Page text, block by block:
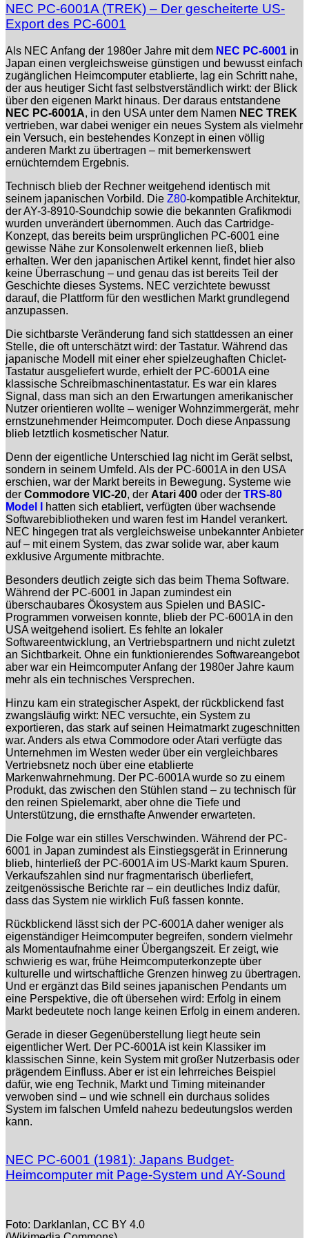
NEC PC-6001A (TREK) – Der gescheiterte US-
Export des PC-6001
Als NEC Anfang der 1980er Jahre mit dem NEC PC-6001 in
Japan einen vergleichsweise günstigen und bewusst einfach
zugänglichen Heimcomputer etablierte, lag ein Schritt nahe,
der aus heutiger Sicht fast selbstverständlich wirkt: der Blick
über den eigenen Markt hinaus. Der daraus entstandene
NEC PC-6001A, in den USA unter dem Namen NEC TREK
vertrieben, war dabei weniger ein neues System als vielmehr
ein Versuch, ein bestehendes Konzept in einen völlig
anderen Markt zu übertragen – mit bemerkenswert
ernüchterndem Ergebnis.
Technisch blieb der Rechner weitgehend identisch mit
seinem japanischen Vorbild. Die Z80-kompatible Architektur,
der AY-3-8910-Soundchip sowie die bekannten Grafikmodi
wurden unverändert übernommen. Auch das Cartridge-
Konzept, das bereits beim ursprünglichen PC-6001 eine
gewisse Nähe zur Konsolenwelt erkennen ließ, blieb
erhalten. Wer den japanischen Artikel kennt, findet hier also
keine Überraschung – und genau das ist bereits Teil der
Geschichte dieses Systems. NEC verzichtete bewusst
darauf, die Plattform für den westlichen Markt grundlegend
anzupassen.
Die sichtbarste Veränderung fand sich stattdessen an einer
Stelle, die oft unterschätzt wird: der Tastatur. Während das
japanische Modell mit einer eher spielzeughaften Chiclet-
Tastatur ausgeliefert wurde, erhielt der PC-6001A eine
klassische Schreibmaschinentastatur. Es war ein klares
Signal, dass man sich an den Erwartungen amerikanischer
Nutzer orientieren wollte – weniger Wohnzimmergerät, mehr
ernstzunehmender Heimcomputer. Doch diese Anpassung
blieb letztlich kosmetischer Natur.
Denn der eigentliche Unterschied lag nicht im Gerät selbst,
sondern in seinem Umfeld. Als der PC-6001A in den USA
erschien, war der Markt bereits in Bewegung. Systeme wie
der Commodore VIC-20, der Atari 400 oder der TRS-80
Model I
hatten sich etabliert, verfügten über wachsende
Softwarebibliotheken und waren fest im Handel verankert.
NEC hingegen trat als vergleichsweise unbekannter Anbieter
auf – mit einem System, das zwar solide war, aber kaum
exklusive Argumente mitbrachte.
Besonders deutlich zeigte sich das beim Thema Software.
Während der PC-6001 in Japan zumindest ein
überschaubares Ökosystem aus Spielen und BASIC-
Programmen vorweisen konnte, blieb der PC-6001A in den
USA weitgehend isoliert. Es fehlte an lokaler
Softwareentwicklung, an Vertriebspartnern und nicht zuletzt
an Sichtbarkeit. Ohne ein funktionierendes Softwareangebot
aber war ein Heimcomputer Anfang der 1980er Jahre kaum
mehr als ein technisches Versprechen.
Hinzu kam ein strategischer Aspekt, der rückblickend fast
zwangsläufig wirkt: NEC versuchte, ein System zu
exportieren, das stark auf seinen Heimatmarkt zugeschnitten
war. Anders als etwa Commodore oder Atari verfügte das
Unternehmen im Westen weder über ein vergleichbares
Vertriebsnetz noch über eine etablierte
Markenwahrnehmung. Der PC-6001A wurde so zu einem
Produkt, das zwischen den Stühlen stand – zu technisch für
den reinen Spielemarkt, aber ohne die Tiefe und
Unterstützung, die ernsthafte Anwender erwarteten.
Die Folge war ein stilles Verschwinden. Während der PC-
6001 in Japan zumindest als Einstiegsgerät in Erinnerung
blieb, hinterließ der PC-6001A im US-Markt kaum Spuren.
Verkaufszahlen sind nur fragmentarisch überliefert,
zeitgenössische Berichte rar – ein deutliches Indiz dafür,
dass das System nie wirklich Fuß fassen konnte.
Rückblickend lässt sich der PC-6001A daher weniger als
eigenständiger Heimcomputer begreifen, sondern vielmehr
als Momentaufnahme einer Übergangszeit. Er zeigt, wie
schwierig es war, frühe Heimcomputerkonzepte über
kulturelle und wirtschaftliche Grenzen hinweg zu übertragen.
Und er ergänzt das Bild seines japanischen Pendants um
eine Perspektive, die oft übersehen wird: Erfolg in einem
Markt bedeutete noch lange keinen Erfolg in einem anderen.
Gerade in dieser Gegenüberstellung liegt heute sein
eigentlicher Wert. Der PC-6001A ist kein Klassiker im
klassischen Sinne, kein System mit großer Nutzerbasis oder
prägendem Einfluss. Aber er ist ein lehrreiches Beispiel
dafür, wie eng Technik, Markt und Timing miteinander
verwoben sind – und wie schnell ein durchaus solides
System im falschen Umfeld nahezu bedeutungslos werden
kann.
NEC PC-6001 (1981): Japans Budget-
Heimcomputer mit Page-System und AY-Sound
Foto: Darklanlan, CC BY 4.0